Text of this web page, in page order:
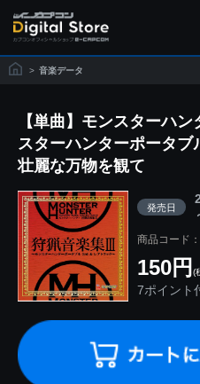
> 音楽データ
【単曲】モンスターハ
スターハンターポータブ
壮麗な万物を観て
発売日
商品コード
150円 (
7ポイント